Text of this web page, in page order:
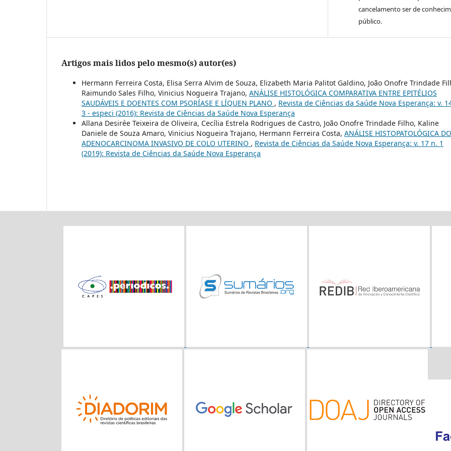
cancelamento ser de
público.
Artigos mais lidos pelo mesmo(s) autor(es)
Hermann Ferreira Costa, Elisa Serra Alvim de Souza, Elizabeth Maria Palitot Galdino, João Onofre Trindade
Raimundo Sales Filho, Vinicius Nogueira Trajano, ANÁLISE HISTOLÓGICA COMPARATIVA ENTRE EPITÉLIOS
SAUDÁVEIS E DOENTES COM PSORÍASE E LÍQUEN PLANO , Revista de Ciências da Saúde Nova Esperança: v.
3 - especi (2016): Revista de Ciências da Saúde Nova Esperança
Allana Desirée Teixeira de Oliveira, Cecília Estrela Rodrigues de Castro, João Onofre Trindade Filho, Kaline
Daniele de Souza Amaro, Vinicius Nogueira Trajano, Hermann Ferreira Costa, ANÁLISE HISTOPATOLÓGICA DO
ADENOCARCINOMA INVASIVO DE COLO UTERINO , Revista de Ciências da Saúde Nova Esperança: v. 17 n. 1
(2019): Revista de Ciências da Saúde Nova Esperança